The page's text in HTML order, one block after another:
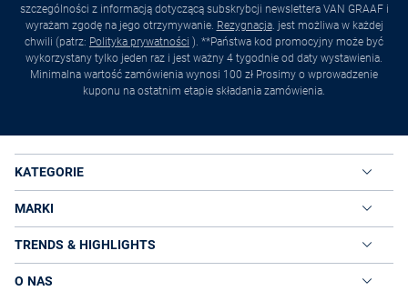
szczególności z informacją dotyczącą subskrybcji newslettera VAN GRAAF i
wyrażam zgodę na jego otrzymywanie. Rezygnacja. jest możliwa w każdej
chwili (patrz: Polityka prywatności ). **Państwa kod promocyjny może być
wykorzystany tylko jeden raz i jest ważny 4 tygodnie od daty wystawienia.
Minimalna wartość zamówienia wynosi 100 zł Prosimy o wprowadzenie
kuponu na ostatnim etapie składania zamówienia.
KATEGORIE
MARKI
TRENDS & HIGHLIGHTS
O NAS